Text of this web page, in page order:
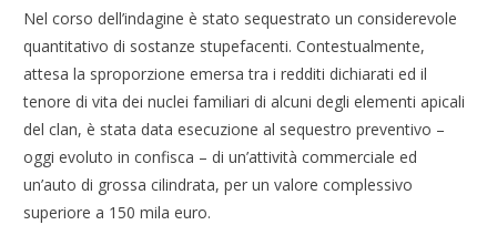
Nel corso dell’indagine è stato sequestrato un considerevole
quantitativo di sostanze stupefacenti. Contestualmente,
attesa la sproporzione emersa tra i redditi dichiarati ed il
tenore di vita dei nuclei familiari di alcuni degli elementi apicali
del clan, è stata data esecuzione al sequestro preventivo –
oggi evoluto in confisca – di un’attività commerciale ed
un’auto di grossa cilindrata, per un valore complessivo
superiore a 150 mila euro.